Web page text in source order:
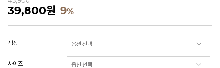
39,800원 9%
색상
사이즈